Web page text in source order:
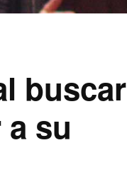
buscar
su